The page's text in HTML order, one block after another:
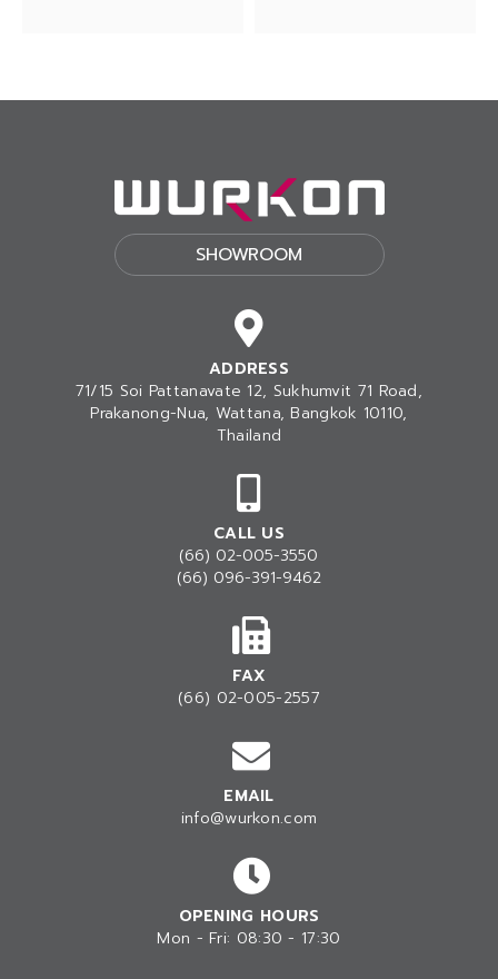
SHOWROOM
ADDRESS
71/15 Soi Pattanavate 12, Sukhumvit 71 Road,
Prakanong-Nua, Wattana, Bangkok 10110,
Thailand
CALL US
(66) 02-005-3550
(66) 096-391-9462
FAX
(66) 02-005-2557
EMAIL
info@wurkon.com
OPENING HOURS
Mon - Fri: 08:30 - 17:30